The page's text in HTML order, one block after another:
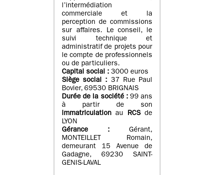
l’intermédiation
commerciale et la
perception de commissions
sur affaires. Le conseil, le
suivi technique et
administratif de projets pour
le compte de professionnels
ou de particuliers.
Capital social : 3000 euros
Siège social : 37 Rue Paul
Bovier, 69530 BRIGNAIS
Durée de la société : 99 ans
à partir de son
immatriculation au RCSde
LYON
Gérance :
Gérant,
MONTEILLET Romain,
demeurant 15 Avenue de
Gadagne, 69230 SAINT-
GENIS-LAVAL